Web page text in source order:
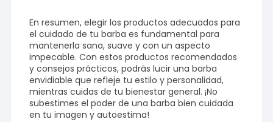
En resumen, elegir los productos adecuados para
el cuidado de tu barba es fundamental para
mantenerla sana, suave y con un aspecto
impecable. Con estos productos recomendados
y consejos prácticos, podrás lucir una barba
envidiable que refleje tu estilo y personalidad,
mientras cuidas de tu bienestar general. ¡No
subestimes el poder de una barba bien cuidada
en tu imagen y autoestima!